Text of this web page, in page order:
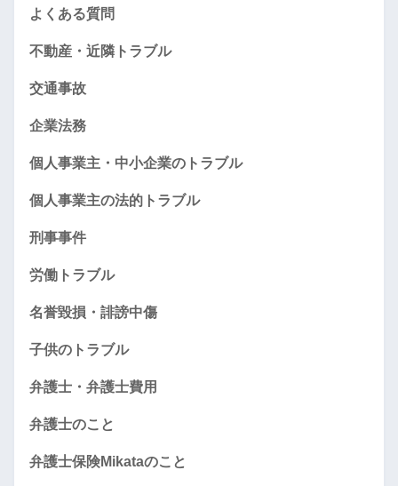
よくある質問
不動産・近隣トラブル
交通事故
企業法務
個人事業主・中小企業のトラブル
個人事業主の法的トラブル
刑事事件
労働トラブル
名誉毀損・誹謗中傷
子供のトラブル
弁護士・弁護士費用
弁護士のこと
弁護士保険Mikataのこと